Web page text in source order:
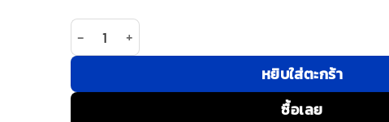
จำนวน UAG รุ่น Monarch Pro - เคส iPhone 17 Pro
หยิบใส่ตะกร้า
ซื้อเลย